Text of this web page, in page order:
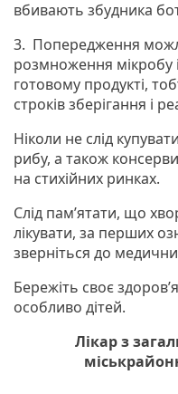
вбивають збудника
3. Попередження
розмноження мікробу
готовому продукті,
строків зберігання і
Ніколи не слід
рибу, а також
на стихійних ринках.
Слід пам’ятати, що
лікувати, за перших
зверніться до
Бережіть своє
особливо дітей.
Лікар з